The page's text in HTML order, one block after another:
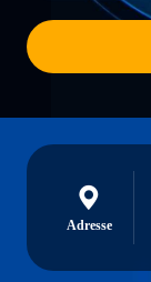
Adresse